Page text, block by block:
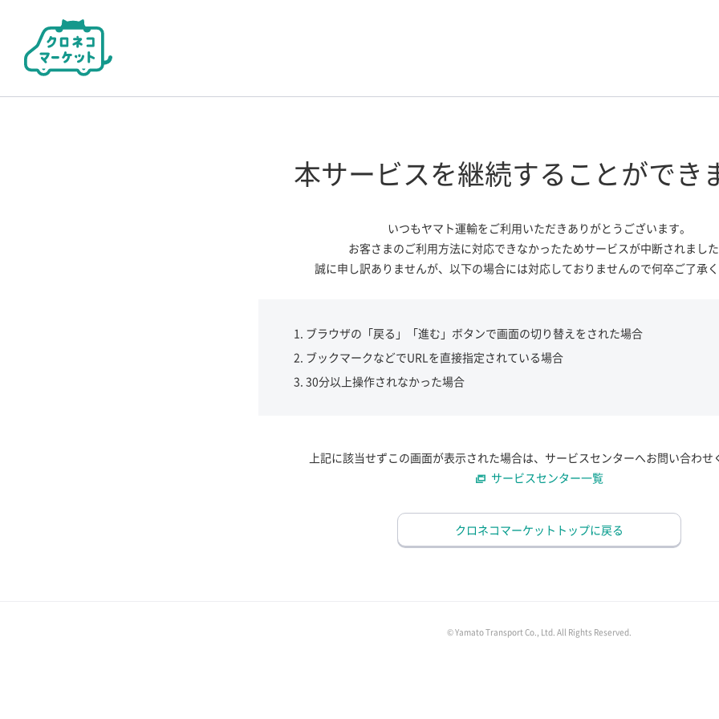
本サービスを継続する ことができ
いつもヤマト運輸をご利用いただきありがとうございます。
お客さまのご利用方法に対応できなかったためサービスが中断されました
誠に申し訳ありませんが、 以下の場合には対応しておりませんので何卒ご了承く
ブラウザの「戻る」「進む」ボタンで画面の切り替えをされた場合
ブックマークなどでURLを直接指定されている場合
30分以上操作されなかった場合
上記に該当せずこの画面が表示された場合は、サービスセンターへお問い合わせ
サービスセンター一覧
クロネコマーケットトップに戻る
© Yamato Transport Co., Ltd. All Rights Reserved.